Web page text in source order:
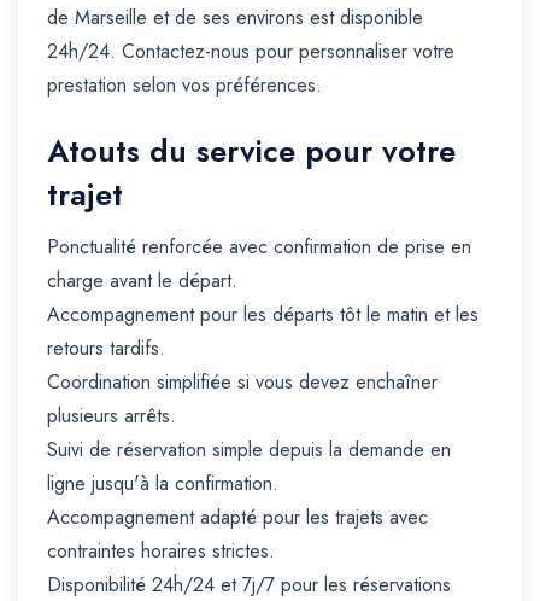
de Marseille et de ses environs est disponible
24h/24. Contactez-nous pour personnaliser votre
prestation selon vos préférences.
Atouts du service pour votre
trajet
Ponctualité renforcée avec confirmation de prise en
charge avant le départ.
Accompagnement pour les départs tôt le matin et les
retours tardifs.
Coordination simplifiée si vous devez enchaîner
plusieurs arrêts.
Suivi de réservation simple depuis la demande en
ligne jusqu'à la confirmation.
Accompagnement adapté pour les trajets avec
contraintes horaires strictes.
Disponibilité 24h/24 et 7j/7 pour les réservations